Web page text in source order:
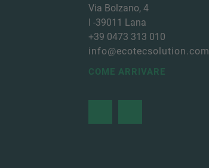
Via Bolzano, 4
I -39011 Lana
+39 0473 313 010
info@ecotecsolution.com
COME ARRIVARE